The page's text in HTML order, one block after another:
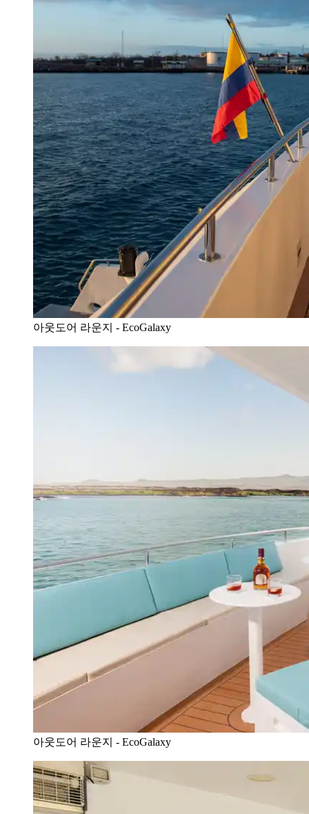
아웃도어 라운지 - EcoGalaxy
아웃도어 라운지 - EcoGalaxy